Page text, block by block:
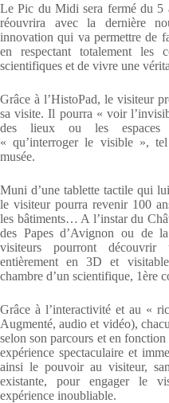
Le Pic du Midi sera fermé du 5
réouvrira avec la dernière
innovation qui va permettre de
en respectant totalement les
scientifiques et de vivre une
Grâce à l’HistoPad, le visiteur
sa visite. Il pourra « voir
des lieux ou les espaces
« qu’interroger le visible »,
musée.
Muni d’une tablette tactile qui
le visiteur pourra revenir 100
les bâtiments… A l’instar du
des Papes d’Avignon ou de
visiteurs pourront découvrir
entièrement en 3D et
chambre d’un scientifique, 1ère
Grâce à l’interactivité et au «
Augmenté, audio et vidéo),
selon son parcours et en
expérience spectaculaire et
ainsi le pouvoir au visiteur,
existante, pour engager le
expérience inoubliable.